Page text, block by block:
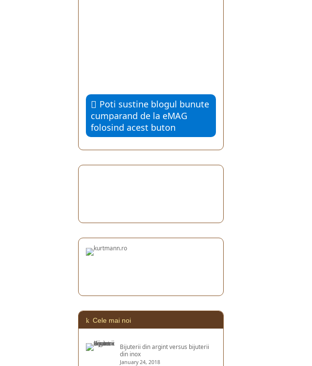
Poti sustine blogul bunute
cumparand de la eMAG
folosind acest buton
Cele mai noi
Bijuterii din argint versus bijuterii
din inox
January 24, 2018